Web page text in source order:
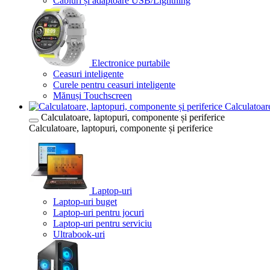
Electronice purtabile
Ceasuri inteligente
Curele pentru ceasuri inteligente
Mănuși Touchscreen
Calculatoare, laptopuri, componente și periferice
Calculatoare, laptopuri, componente și periferice
Laptop-uri
Laptop-uri buget
Laptop-uri pentru jocuri
Laptop-uri pentru serviciu
Ultrabook-uri